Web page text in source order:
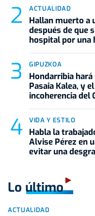
ACTUALIDAD
Hallan muerto a
después de que
hospital por una
GIPUZKOA
Hondarribia
Pasaia Kalea, y
incoherencia del
VIDA Y ESTILO
Habla la
Alvise Pérez en
evitar una
Lo último
ACTUALIDAD